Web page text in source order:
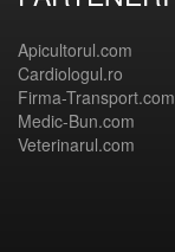
Apicultorul.com
Cardiologul.ro
Firma-Transport.com
Medic-Bun.com
Veterinarul.com